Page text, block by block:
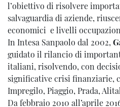
l’obiettivo di risolvere
salvaguardia di aziende,
economici e livelli
In Intesa Sanpaolo dal 2002,
guidato il rilancio di
italiani, risolvendo, con
significative crisi finanziarie,
Impregilo, Piaggio, Prada,
Da febbraio 2010 all’aprile